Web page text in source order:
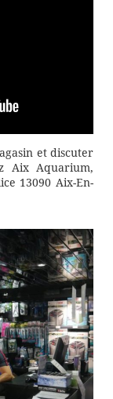
et discuter
Aix Aquarium,
13090 Aix-En-